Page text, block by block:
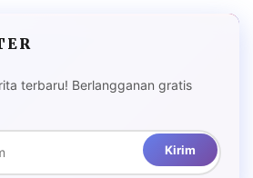
terbaru! Berlangganan gratis
Kirim